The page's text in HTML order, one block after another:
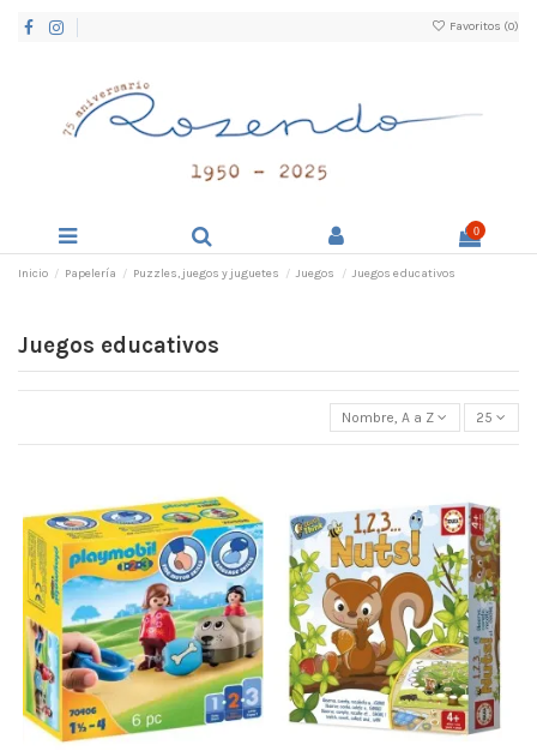
Favoritos (0)
0
Inicio Papelería Puzzles, juegos y juguetes Juegos Juegos educativos
Juegos educativos
Nombre, A a Z 25